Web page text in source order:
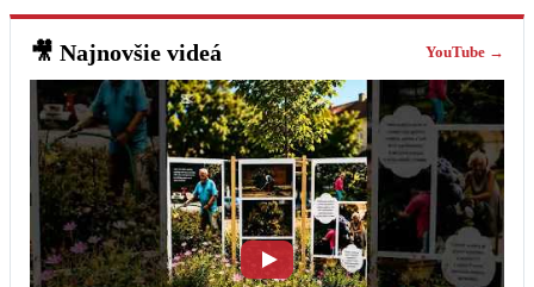
🎥 Najnovšie videá YouTube →